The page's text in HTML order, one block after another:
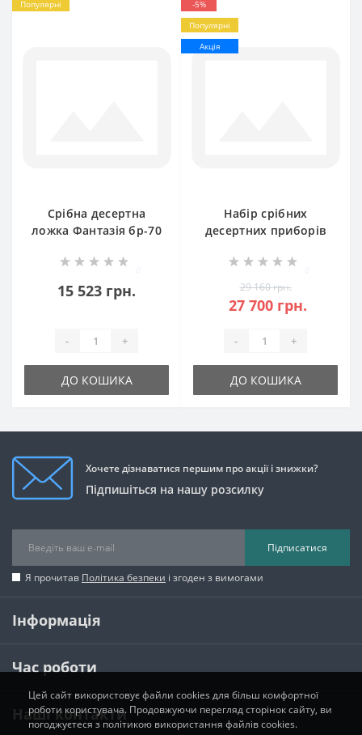
Популярні
Срібна десертна
ложка Фантазія бр-70
15 523 грн.
- +
ДО КОШИКА
-5%
Популярні
Акція
Набір срібних
десертних приборів
(ложка+вилка) бр-7071
29 160 грн.
27 700 грн.
- +
ДО КОШИКА
Хочете дізнаватися першим про акції і знижки?
Підпишіться на нашу розсилку
Підписатися
Я прочитав Політика безпеки і згоден з вимогами
Інформація
Час роботи
Наші контакти
Цей сайт використовує файли cookies для більш комфортної
роботи користувача. Продовжуючи перегляд сторінок сайту, ви
погоджуєтеся з політикою використання файлів cookies.